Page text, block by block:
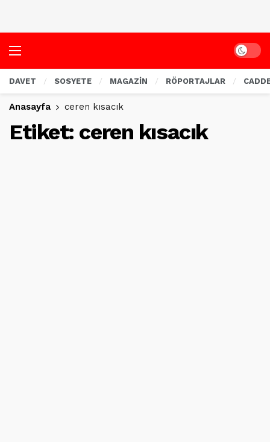
Dark
DAVET SOSYETE MAGAZİN RÖPORTAJLAR
Anasayfa ceren kısacık
Etiket: ceren kısacık